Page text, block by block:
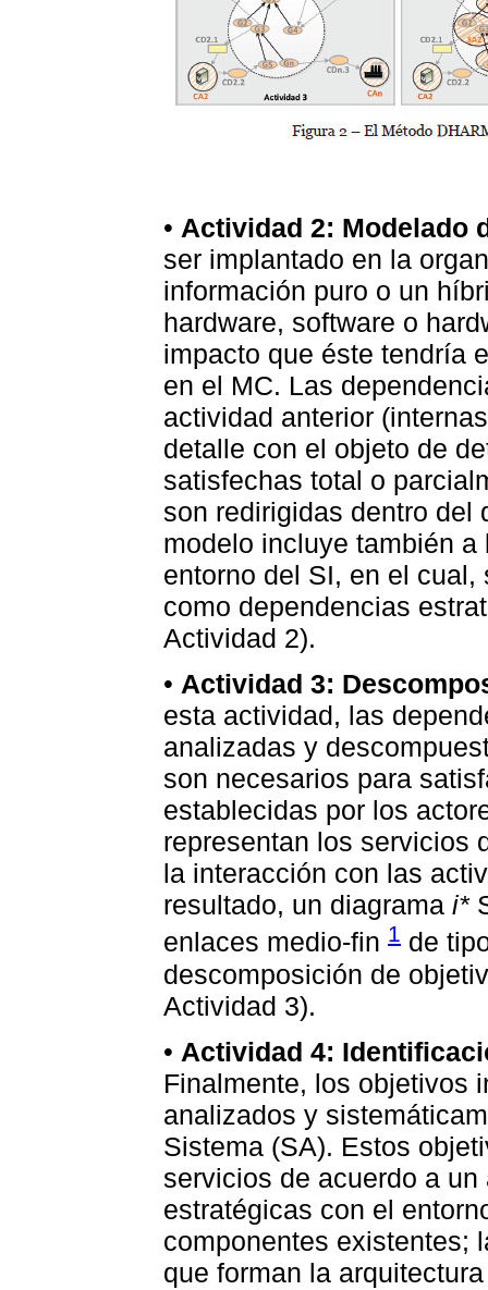
• Actividad 2: Modelado
ser implantado en la
información puro o un
hardware, software o
impacto que éste tendría
en el MC. Las
actividad anterior
detalle con el objeto de
satisfechas total o
son redirigidas dentro del
modelo incluye también
entorno del SI, en el
como dependencias
Actividad 2).
• Actividad 3:
esta actividad, las
analizadas y
son necesarios para
establecidas por los
representan los servicios
la interacción con las
resultado, un diagrama i*
enlaces medio-fin 1 de
descomposición de
Actividad 3).
• Actividad 4:
Finalmente, los objetivos
analizados y
Sistema (SA). Estos
servicios de acuerdo a
estratégicas con el
componentes existentes;
que forman la